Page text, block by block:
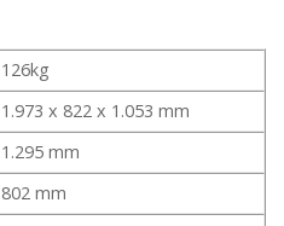
126kg
1.973 x 822 x 1.053 mm
1.295 mm
802 mm